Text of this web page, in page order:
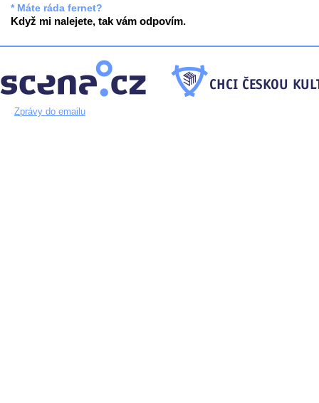
* Máte ráda fernet?
Když mi nalejete, tak vám odpovím.
Zprávy do emailu